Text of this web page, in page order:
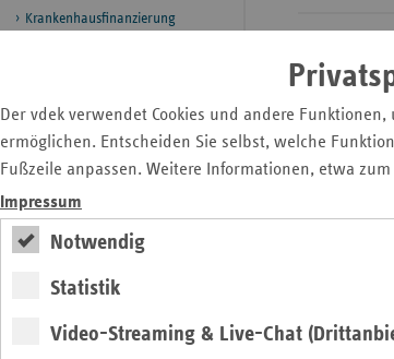
Der vdek verwendet Cookies und andere
ermöglichen. Entscheiden Sie selbst, welche
Fußzeile anpassen. Weitere Informationen, etwa
Impressum
Notwendig
Statistik
Video-Streaming & Live-Chat
Krankenhausfinanzierung
Pflege
Prävention und
Rettungsdienst und
Krankentransport
Selbsthilfe
Vorsorge und Rehabilitation